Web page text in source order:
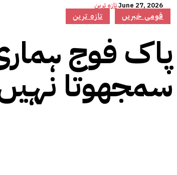
تازہ ترینJune 27, 2026
تازہ ترین قومی خبریں
پاک فوج
سمجھوتا